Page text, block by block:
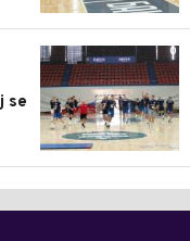
0
se